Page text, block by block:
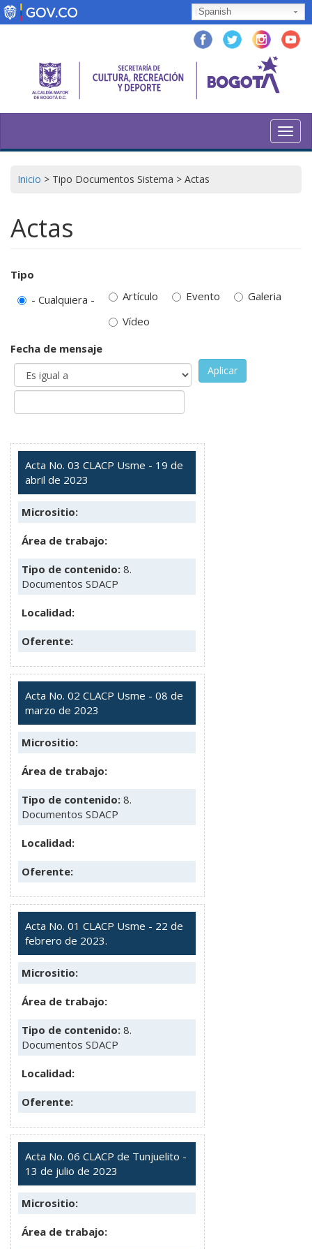
Pasar
al
Spanish
Inicio > Tipo Documentos Sistema > Actas
Actas
Tipo
- Cualquiera -
Artículo Evento
Galeria
Vídeo
Fecha de mensaje
Aplicar
Acta No. 03 CLACP Usme - 19 de
abril de 2023
Micrositio:
Área de trabajo:
Tipo de contenido: 8.
Documentos SDACP
Localidad:
Oferente:
Acta No. 02 CLACP Usme - 08 de
marzo de 2023
Micrositio:
Área de trabajo:
Tipo de contenido: 8.
Documentos SDACP
Localidad:
Oferente:
Acta No. 01 CLACP Usme - 22 de
febrero de 2023.
Micrositio:
Área de trabajo:
Tipo de contenido: 8.
Documentos SDACP
Localidad:
Oferente:
Acta No. 06 CLACP de Tunjuelito -
13 de julio de 2023
Micrositio:
Área de trabajo: